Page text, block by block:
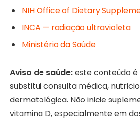
NIH Office of Dietary
INCA — radiação ultravioleta
Ministério da Saúde
Aviso de saúde:este conteúdo
substitui consulta médica,
dermatológica. Não inicie
vitamina D, especialmente em